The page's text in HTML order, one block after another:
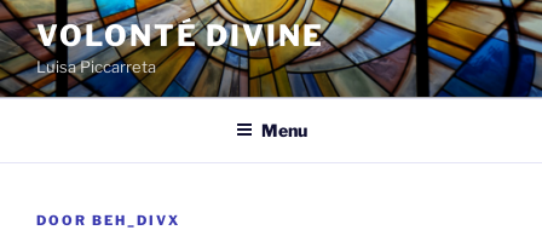
Spring
naar
de
inhoud
VOLONTÉ DIVINE
Luisa Piccarreta
Menu
GEPLAATST
DOOR BEH_DIVX